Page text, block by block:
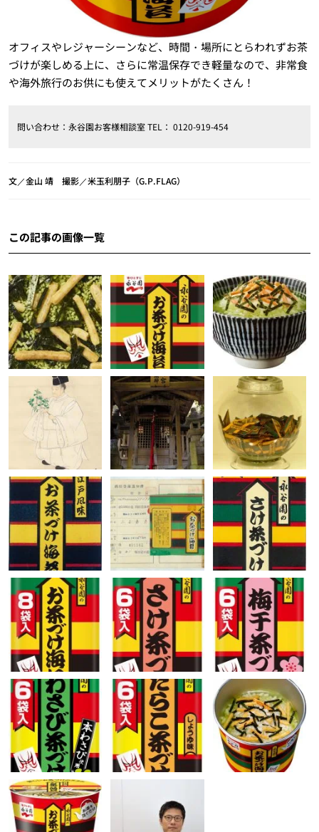
オフィスやレジャーシーンなど、時間・場所にとらわれずお茶
づけが楽しめる上に、さらに常温保存でき軽量なので、非常食
や海外旅行のお供にも使えてメリットがたくさん！
問い合わせ：永谷園お客様相談室 TEL： 0120-919-454
文／金山 靖 撮影／米玉利朋子（G.P.FLAG）
この記事の画像一覧